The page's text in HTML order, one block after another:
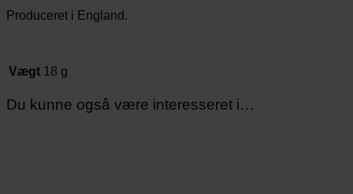
Produceret i England.
Vægt 18 g
Du kunne også være interesseret i…